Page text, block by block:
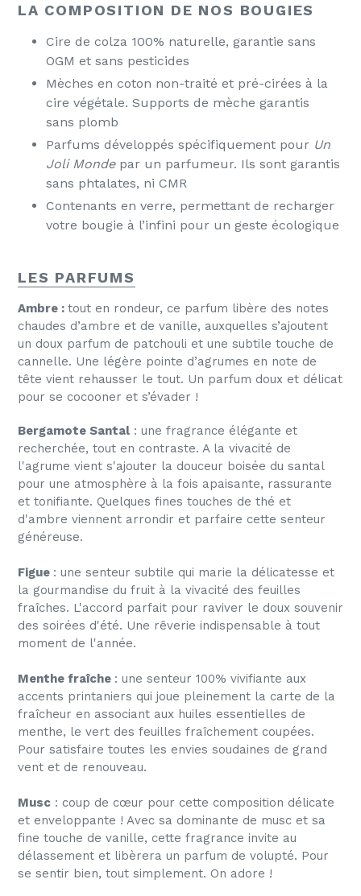
LA COMPOSITION DE NOS BOUGIES
Cire de colza 100% naturelle, garantie sans
OGM et sans pesticides
Mèches en coton non-traité et pré-cirées à la
cire végétale. Supports de mèche garantis
sans plomb
Parfums développés spécifiquement pour Un
Joli Monde par un parfumeur. Ils sont garantis
sans phtalates, ni CMR
Contenants en verre, permettant de recharger
votre bougie à l’infini pour un geste écologique
LES PARFUMS
Ambre : tout en rondeur, ce parfum libère des notes
chaudes d’ambre et de vanille, auxquelles s’ajoutent
un doux parfum de patchouli et une subtile touche de
cannelle. Une légère pointe d’agrumes en note de
tête vient rehausser le tout. Un parfum doux et délicat
pour se cocooner et s’évader !
Bergamote Santal : une fragrance élégante et
recherchée, tout en contraste. A la vivacité de
l'agrume vient s'ajouter la douceur boisée du santal
pour une atmosphère à la fois apaisante, rassurante
et tonifiante. Quelques fines touches de thé et
d'ambre viennent arrondir et parfaire cette senteur
généreuse.
Figue : une senteur subtile qui marie la délicatesse et
la gourmandise du fruit à la vivacité des feuilles
fraîches. L'accord parfait pour raviver le doux souvenir
des soirées d'été. Une rêverie indispensable à tout
moment de l'année.
Menthe fraîche : une senteur 100% vivifiante aux
accents printaniers qui joue pleinement la carte de la
fraîcheur en associant aux huiles essentielles de
menthe, le vert des feuilles fraîchement coupées.
Pour satisfaire toutes les envies soudaines de grand
vent et de renouveau.
Musc : coup de cœur pour cette composition délicate
et enveloppante ! Avec sa dominante de musc et sa
fine touche de vanille, cette fragrance invite au
délassement et libèrera un parfum de volupté. Pour
se sentir bien, tout simplement. On adore !